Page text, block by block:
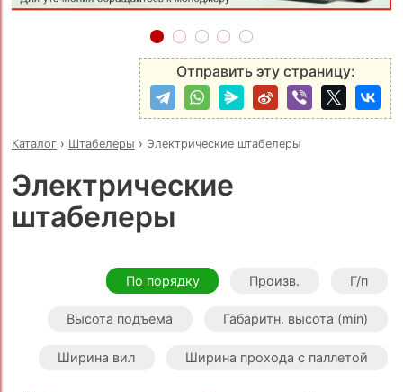
Отправить эту страницу:
Каталог› Штабелеры › Электрические штабелеры
Электрические
штабелеры
По порядку Произв. Г/п
Высота подъема Габаритн. высота (min)
Ширина вил Ширина прохода с паллетой